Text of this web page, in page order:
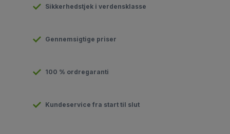
Sikkerhedstjek i verdensklasse
Gennemsigtige priser
100 % ordregaranti
Kundeservice fra start til slut